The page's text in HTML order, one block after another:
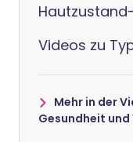
Videos zu
Mehr in der
Gesundheit